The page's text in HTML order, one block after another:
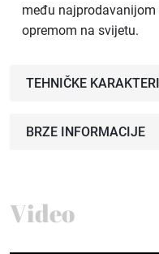
među
opremom na svijetu.
TEHNIČKE
BRZE INFORMACIJE
Video